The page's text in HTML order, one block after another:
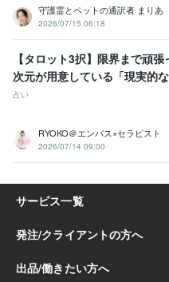
守護霊とペットの通訳者 まりあ
2026/07/15 06:18
【タロット3択】限界まで頑
次元が用意している「現実的な
占い
RYOKO＠エンパス×セラピスト
2026/07/14 09:00